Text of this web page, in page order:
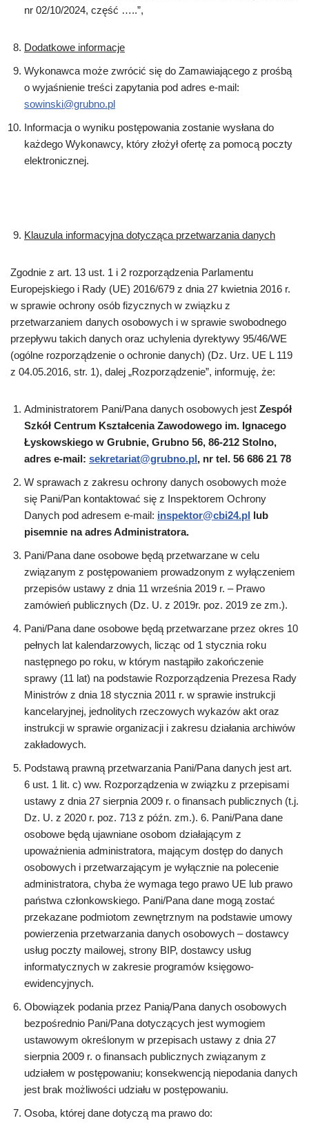
nr 02/10/2024, część …..”,
Dodatkowe informacje
Wykonawca może zwrócić się do Zamawiającego z prośbą
o wyjaśnienie treści zapytania pod adres e-mail:
sowinski@grubno.pl
Informacja o wyniku postępowania zostanie wysłana do
każdego Wykonawcy, który złożył ofertę za pomocą poczty
elektronicznej.
Klauzula informacyjna dotycząca przetwarzania danych
Zgodnie z art. 13 ust. 1 i 2 rozporządzenia Parlamentu
Europejskiego i Rady (UE) 2016/679 z dnia 27 kwietnia 2016 r.
w sprawie ochrony osób fizycznych w związku z
przetwarzaniem danych osobowych i w sprawie swobodnego
przepływu takich danych oraz uchylenia dyrektywy 95/46/WE
(ogólne rozporządzenie o ochronie danych) (Dz. Urz. UE L 119
z 04.05.2016, str. 1), dalej „Rozporządzenie”, informuję, że:
Administratorem Pani/Pana danych osobowych jest Zespół
Szkół Centrum Kształcenia Zawodowego im. Ignacego
Łyskowskiego w Grubnie, Grubno 56, 86-212 Stolno,
adres e-mail: sekretariat@grubno.pl, nr tel. 56 686 21 78
W sprawach z zakresu ochrony danych osobowych może
się Pani/Pan kontaktować się z Inspektorem Ochrony
Danych pod adresem e-mail: inspektor@cbi24.pl lub
pisemnie na adres Administratora.
Pani/Pana dane osobowe będą przetwarzane w celu
związanym z postępowaniem prowadzonym z wyłączeniem
przepisów ustawy z dnia 11 września 2019 r. – Prawo
zamówień publicznych (Dz. U. z 2019r. poz. 2019 ze zm.).
Pani/Pana dane osobowe będą przetwarzane przez okres 10
pełnych lat kalendarzowych, licząc od 1 stycznia roku
następnego po roku, w którym nastąpiło zakończenie
sprawy (11 lat) na podstawie Rozporządzenia Prezesa Rady
Ministrów z dnia 18 stycznia 2011 r. w sprawie instrukcji
kancelaryjnej, jednolitych rzeczowych wykazów akt oraz
instrukcji w sprawie organizacji i zakresu działania archiwów
zakładowych.
Podstawą prawną przetwarzania Pani/Pana danych jest art.
6 ust. 1 lit. c) ww. Rozporządzenia w związku z przepisami
ustawy z dnia 27 sierpnia 2009 r. o finansach publicznych (t.j.
Dz. U. z 2020 r. poz. 713 z późn. zm.). 6. Pani/Pana dane
osobowe będą ujawniane osobom działającym z
upoważnienia administratora, mającym dostęp do danych
osobowych i przetwarzającym je wyłącznie na polecenie
administratora, chyba że wymaga tego prawo UE lub prawo
państwa członkowskiego. Pani/Pana dane mogą zostać
przekazane podmiotom zewnętrznym na podstawie umowy
powierzenia przetwarzania danych osobowych – dostawcy
usług poczty mailowej, strony BIP, dostawcy usług
informatycznych w zakresie programów księgowo-
ewidencyjnych.
Obowiązek podania przez Panią/Pana danych osobowych
bezpośrednio Pani/Pana dotyczących jest wymogiem
ustawowym określonym w przepisach ustawy z dnia 27
sierpnia 2009 r. o finansach publicznych związanym z
udziałem w postępowaniu; konsekwencją niepodania danych
jest brak możliwości udziału w postępowaniu.
Osoba, której dane dotyczą ma prawo do: